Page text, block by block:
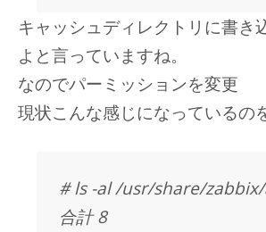
キャッシュディレクトリに書き
よと言っていますね。
なのでパーミッションを変更
現状こんな感じになっているの
# ls -al /usr/share/
合計 8